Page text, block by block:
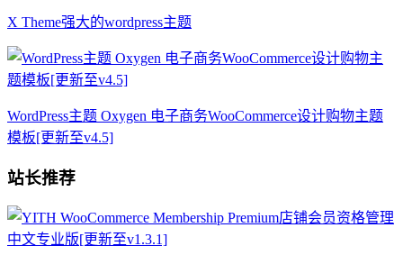
X Theme强大的wordpress主题
WordPress主题 Oxygen 电子商务WooCommerce设计购物主题
模板[更新至v4.5]
站长推荐